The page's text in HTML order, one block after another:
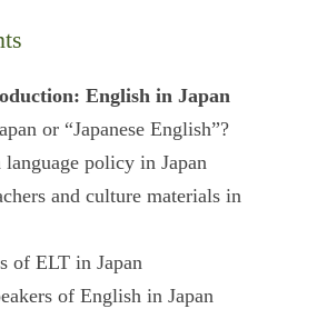
English in Japan
or “Japanese English”?
policy in Japan
and culture materials in
of ELT in Japan
of English in Japan